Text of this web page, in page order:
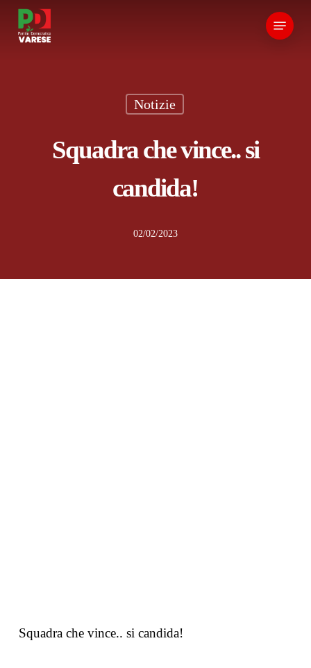
Skip
Menu
Notizie
Squadra che vince.. si
candida!
02/02/2023
Squadra che vince.. si candida!